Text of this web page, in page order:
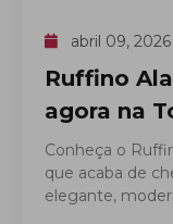
abril 09, 2026
Ruffino
agora na
Conheça o
que acaba de
elegante,